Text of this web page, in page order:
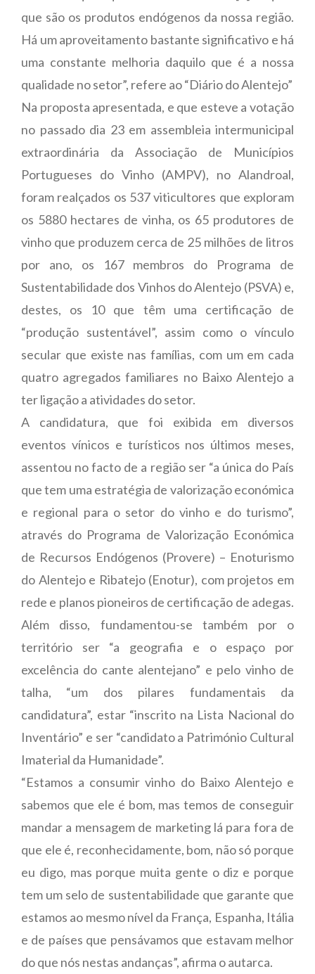
que são os produtos endógenos da nossa região.
Há um aproveitamento bastante significativo e há
uma constante melhoria daquilo que é a nossa
qualidade no setor”, refere ao “Diário do Alentejo”
Na proposta apresentada, e que esteve a votação
no passado dia 23 em assembleia intermunicipal
extraordinária da Associação de Municípios
Portugueses do Vinho (AMPV), no Alandroal,
foram realçados os 537 viticultores que exploram
os 5880 hectares de vinha, os 65 produtores de
vinho que produzem cerca de 25 milhões de litros
por ano, os 167 membros do Programa de
Sustentabilidade dos Vinhos do Alentejo (PSVA) e,
destes, os 10 que têm uma certificação de
“produção sustentável”, assim como o vínculo
secular que existe nas famílias, com um em cada
quatro agregados familiares no Baixo Alentejo a
ter ligação a atividades do setor.
A candidatura, que foi exibida em diversos
eventos vínicos e turísticos nos últimos meses,
assentou no facto de a região ser “a única do País
que tem uma estratégia de valorização económica
e regional para o setor do vinho e do turismo”,
através do Programa de Valorização Económica
de Recursos Endógenos (Provere) – Enoturismo
do Alentejo e Ribatejo (Enotur), com projetos em
rede e planos pioneiros de certificação de adegas.
Além disso, fundamentou-se também por o
território ser “a geografia e o espaço por
excelência do cante alentejano” e pelo vinho de
talha, “um dos pilares fundamentais da
candidatura”, estar “inscrito na Lista Nacional do
Inventário” e ser “candidato a Património Cultural
Imaterial da Humanidade”.
“Estamos a consumir vinho do Baixo Alentejo e
sabemos que ele é bom, mas temos de conseguir
mandar a mensagem de marketing lá para fora de
que ele é, reconhecidamente, bom, não só porque
eu digo, mas porque muita gente o diz e porque
tem um selo de sustentabilidade que garante que
estamos ao mesmo nível da França, Espanha, Itália
e de países que pensávamos que estavam melhor
do que nós nestas andanças”, afirma o autarca.